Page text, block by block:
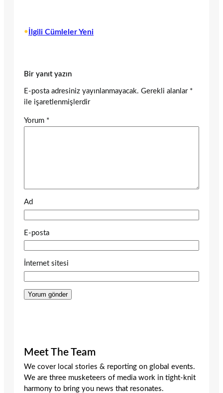
• İlgili Cümleler Yeni
Bir yanıt yazın
E-posta adresiniz yayınlanmayacak. Gerekli alanlar *
ile işaretlenmişlerdir
Yorum *
Ad
E-posta
İnternet sitesi
Meet The Team
We cover local stories & reporting on global events.
We are three musketeers of media work in tight-knit
harmony to bring you news that resonates.